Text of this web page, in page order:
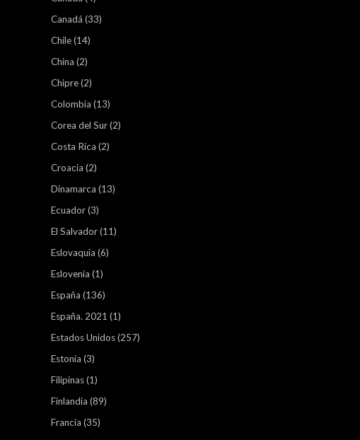
Canadá (33)
Chile(14)
China (2)
Chipre(2)
Colombia (13)
Corea del Sur(2)
Costa Rica (2)
Croacia (2)
Dinamarca (13)
Ecuador(3)
El Salvador(11)
Eslovaquia (6)
Eslovenia (1)
España (136)
España. 2021 (1)
Estados Unidos(257)
Estonia (3)
Filipinas(1)
Finlandia (89)
Francia (35)